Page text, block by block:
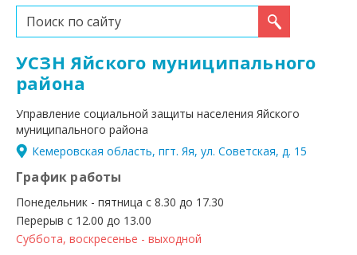
Искать...
УСЗН Яйского муниципального
района
Управление социальной защиты населения Яйского
муниципального района
Кемеровская область, пгт. Яя, ул. Советская, д. 15
График работы
Понедельник - пятница с 8.30 до 17.30
Перерыв с 12.00 до 13.00
Суббота, воскресенье - выходной